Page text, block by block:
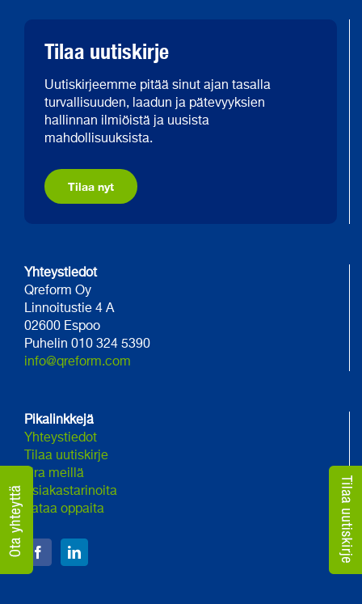
Tilaa uutiskirje
Uutiskirjeemme pitää sinut ajan tasalla
turvallisuuden, laadun ja pätevyyksien
hallinnan ilmiöistä ja uusista
mahdollisuuksista.
Tilaa nyt
Yhteystiedot
Qreform Oy
Linnoitustie 4 A
02600 Espoo
Puhelin 010 324 5390
info@qreform.com
Pikalinkkejä
Yhteystiedot
Tilaa uutiskirje
Ura meillä
Asiakastarinoita
Lataa oppaita